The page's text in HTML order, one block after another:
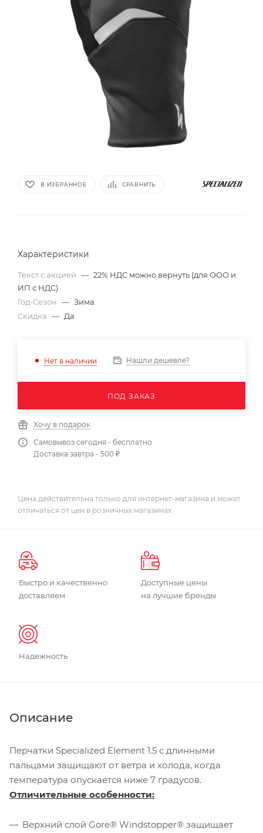
В ИЗБРАННОЕ СРАВНИТЬ
Характеристики
Текст с акцией — 22% НДС можно вернуть (для ООО и
ИП с НДС)
Год-Сезон — Зима
Скидка — Да
Нет в наличии Нашли дешевле?
ПОД ЗАКАЗ
Хочу в подарок
Самовывоз сегодня - бесплатно
Доставка завтра - 500 ₽
Цена действительна только для интернет-магазина и может
отличаться от цен в розничных магазинах
Быстро и качественно
доставляем
Доступные цены
на лучшие бренды
Надежность
Описание
Перчатки Specialized Element 1.5 с длинными
пальцами защищают от ветра и холода, когда
температура опускается ниже 7 градусов.
Отличительные особенности:
Верхний слой Gore® Windstopper® защищает